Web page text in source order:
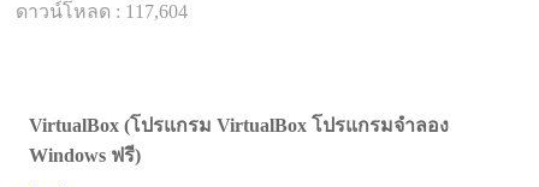
ดาวน์โหลด : 117,604
VirtualBox (โปรแกรม VirtualBox โปรแกรมจำลอง
Windows ฟรี)